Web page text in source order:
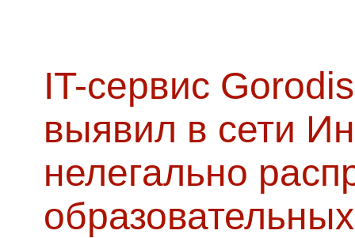
IT-сервис
выявил в сети
нелегально